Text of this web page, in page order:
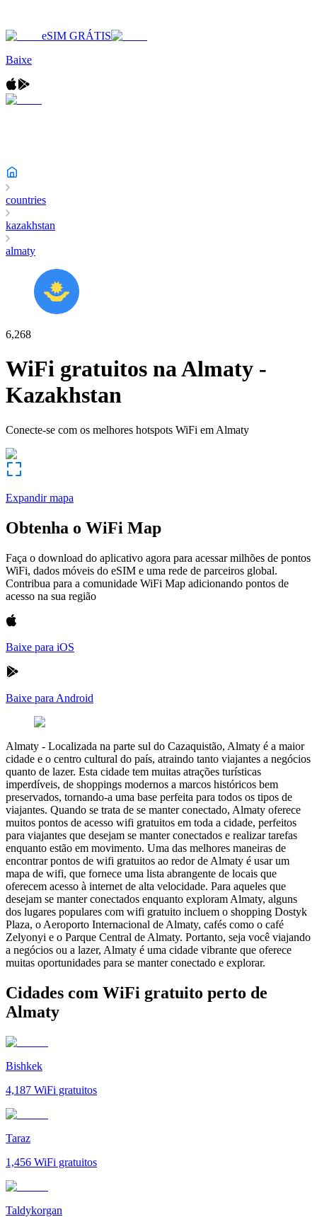
eSIM GRÁTIS
Baixe
countries
kazakhstan
almaty
6,268
WiFi gratuitos naAlmaty -
Kazakhstan
Conecte-se com os melhores hotspots WiFi em Almaty
Expandir mapa
Obtenha o WiFi Map
Faça o download do aplicativo agora para acessar milhões de pontos
WiFi, dados móveis do eSIM e uma rede de parceiros global.
Contribua para a comunidade WiFi Map adicionando pontos de
acesso na sua região
Baixe para iOS
Baixe para Android
Almaty - Localizada na parte sul do Cazaquistão, Almaty é a maior
cidade e o centro cultural do país, atraindo tanto viajantes a negócios
quanto de lazer. Esta cidade tem muitas atrações turísticas
imperdíveis, de shoppings modernos a marcos históricos bem
preservados, tornando-a uma base perfeita para todos os tipos de
viajantes. Quando se trata de se manter conectado, Almaty oferece
muitos pontos de acesso wifi gratuitos em toda a cidade, perfeitos
para viajantes que desejam se manter conectados e realizar tarefas
enquanto estão em movimento. Uma das melhores maneiras de
encontrar pontos de wifi gratuitos ao redor de Almaty é usar um
mapa de wifi, que fornece uma lista abrangente de locais que
oferecem acesso à internet de alta velocidade. Para aqueles que
desejam se manter conectados enquanto exploram Almaty, alguns
dos lugares populares com wifi gratuito incluem o shopping Dostyk
Plaza, o Aeroporto Internacional de Almaty, cafés como o café
Zelyonyi e o Parque Central de Almaty. Portanto, seja você viajando
a negócios ou a lazer, Almaty é uma cidade vibrante que oferece
muitas oportunidades para se manter conectado e explorar.
Cidades com WiFi gratuito perto de
Almaty
Bishkek
4,187 WiFi gratuitos
Taraz
1,456 WiFi gratuitos
Taldykorgan